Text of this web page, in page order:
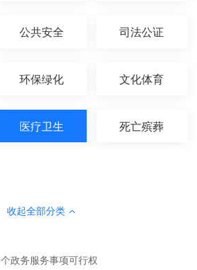
公共安全 司法公证
环保绿化 文化体育
医疗卫生 死亡殡葬
收起全部分类
个政务服务事项可行权